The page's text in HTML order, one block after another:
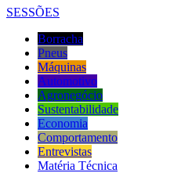
SESSÕES
Borracha
Pneus
Máquinas
Automotivo
Agronegócio
Sustentabilidade
Economia
Comportamento
Entrevistas
Matéria Técnica